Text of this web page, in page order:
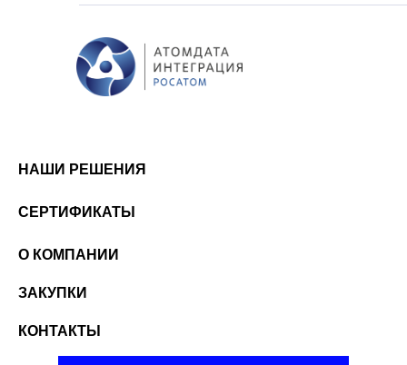
О КОМПАНИИ
КОНТАКТЫ
НАШИ РЕШЕНИЯ
СЕРТИФИКАТЫ
ЗАКУПКИ